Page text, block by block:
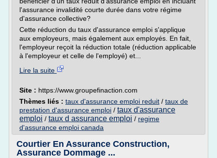
l'assurance invalidité courte durée dans votre régime
d'assurance collective?
Cette réduction du taux d'assurance emploi s'applique
aux employeurs, mais également aux employés. En fait,
l'employeur reçoit la réduction totale (réduction applicable
à l'employeur et celle de l'employé) et...
Lire la suite
Site : https://www.groupefinaction.com
Thèmes liés : taux d'assurance emploi reduit / taux de
prestation d'assurance emploi / taux d'assurance
emploi / taux d assurance emploi / regime
d'assurance emploi canada
Courtier En Assurance Construction,
Assurance Dommage ...